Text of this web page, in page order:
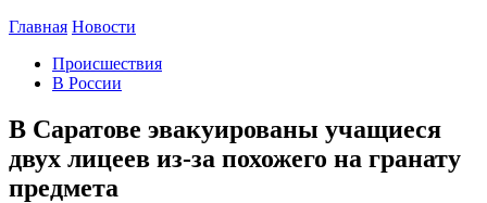
Главная Новости
Происшествия
В России
В Саратове эвакуированы учащиеся
двух лицеев из-за похожего на гранату
предмета